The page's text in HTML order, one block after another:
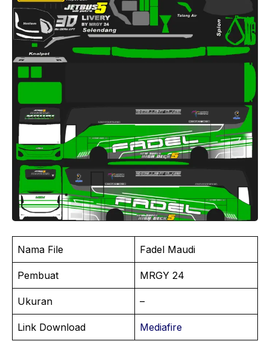
Nama File Fadel Maudi
Pembuat MRGY 24
Ukuran –
Link Download Mediafire